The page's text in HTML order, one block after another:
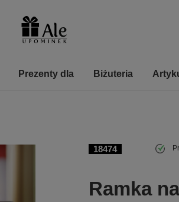
Prezenty dla Biżuteria
18474
Ramka